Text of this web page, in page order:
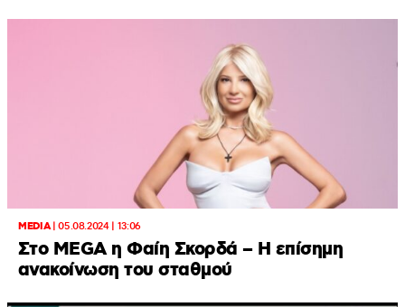
MEDIA|05.08.2024 | 13:06
Στο MEGA η Φαίη Σκορδά – Η επίσημη
ανακοίνωση του σταθμού